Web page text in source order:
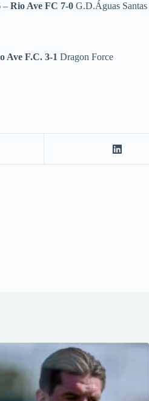
– Rio Ave FC 7-0 G.D.Águas Santas
Ave F.C. 3-1 Dragon Force